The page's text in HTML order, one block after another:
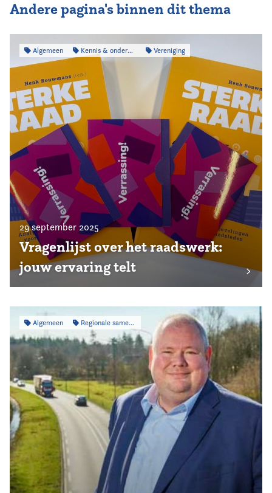
Andere pagina's binnen dit thema
Algemeen Kennis & onderzoek Vereniging
29 september 2025
Vragenlijst over het raadswerk:
jouw ervaring telt
Algemeen Regionale samenwerking